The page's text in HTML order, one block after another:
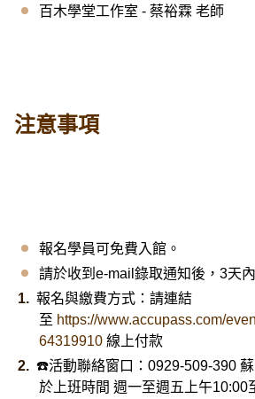
百木學堂工作室 - 蔡裕霖 老師
注意事項
報名學員可免費入館。
請於收到e-mail錄取通知後，3天
報名與繳費方式：請連結
至 https://www.accupass.com/
64319910 線上付款
☎️活動聯絡窗口：0929-509-390
於上班時間 週一至週五上午10:00